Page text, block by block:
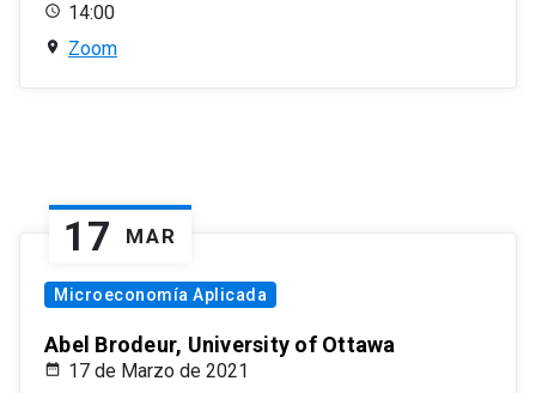
14:00
Zoom
17 MAR
Microeconomía Aplicada
Abel Brodeur, University of Ottawa
17 de Marzo de 2021